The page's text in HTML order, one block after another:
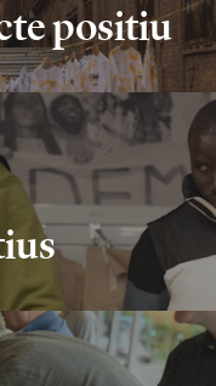
positiu